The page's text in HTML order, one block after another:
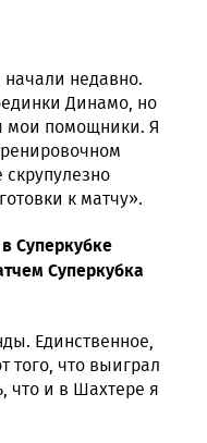
недавно.
Динамо, но
мои помощники. Я
к матчу».
Суперкубке
Суперкубка
Единственное,
того, что выиграл
что и в Шахтере я